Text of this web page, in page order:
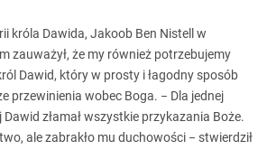
króla Dawida, Jakoob Ben Nistell w
zauważył, że my również potrzebujemy
Dawid, który w prosty i łagodny sposób
przewinienia wobec Boga. − Dla jednej
Dawid złamał wszystkie przykazania Boże.
ale zabrakło mu duchowości − stwierdził